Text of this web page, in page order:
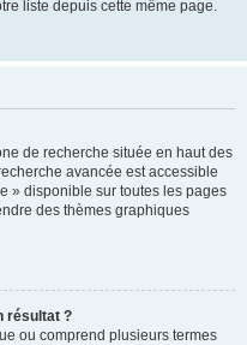
liste depuis cette même page.
de recherche située en haut des
avancée est accessible
» disponible sur toutes les pages
des thèmes graphiques
résultat ?
ou comprend plusieurs termes